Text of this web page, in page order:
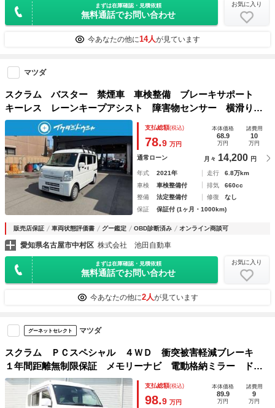
まずは在庫確認・見積依頼
無料通話でお問い合わせ
お気に入り
今あなたの他に14人が見ています
マツダ
スクラム バスター 禁煙車 車検整備 ブレーキサポート
キーレス レーンキープアシスト 障害物センサー 横滑り防
止装置 両側スライドドア ハイルーフ オーバーヘッドコン
ソール エアコン
支払総額(税込)
78.9 万円
本体価格
68.9
万円
諸費用
10
万円
通常ローン 月々 14,200 円
年式 2021年 走行
6.8万km
車検
車検整備付 排気
660cc
整備
法定整備付 修復
なし
保証
保証付 (1ヶ月・1000km)
販売店保証 車両状態評価書 グー鑑定 OBD診断済み オンライン商談可
愛知県名古屋市中村区 株式会社 池田自動車
まずは在庫確認・見積依頼
無料通話でお問い合わせ
お気に入り
今あなたの他に2人が見ています
グーネットセレクト マツダ
スクラム ＰＣスペシャル ４ＷＤ 衝突被害軽減ブレーキ
１年間距離無制限保証 メモリーナビ 電動格納ミラー ドラ
イブレコーダー キーレス ワンオーナー車 禁煙車 内外装
清掃済み
支払総額(税込)
98.9 万円
本体価格
89.9
万円
諸費用
9
万円